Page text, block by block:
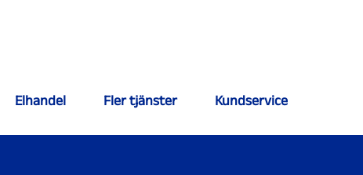
Elhandel Fler tjänster
Kundservice